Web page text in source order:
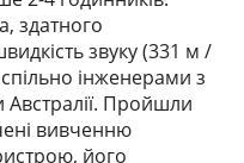
здатного
звуку (331 м /
інженерами з
Австралії. Пройшли
вивченню
його